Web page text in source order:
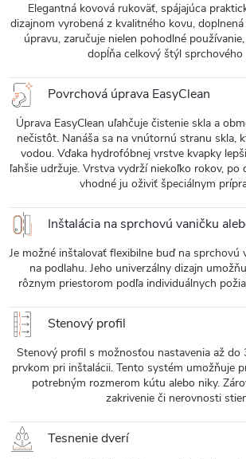
Elegantná kovová rukoväť, spájajúca
dizajnom vyrobená z kvalitného kovu,
úpravu, zaručuje nielen pohodlné
dopĺňa celkový štýl sprchového
Povrchová úprava EasyClean
Úprava EasyClean uľahčuje čistenie skla a
nečistôt. Nanáša sa na vnútornú stranu skla,
vodou. Vďaka hydrofóbnej vrstve kvapky
ľahšie udržuje. Vrstva vydrží niekoľko rokov, po
vhodné ju oživiť špeciálnym
Inštalácia na sprchovú vaničku
Je možné inštalovať flexibilne buď na sprchovú
na podlahu. Jeho univerzálny dizajn
rôznym priestorom podľa individuálnych
Stenový profil
Stenový profil s možnosťou nastavenia až do
prvkom pri inštalácii. Tento systém umožňuje
potrebným rozmerom kútu alebo niky.
zakrivenie či nerovnosti
Tesnenie dverí